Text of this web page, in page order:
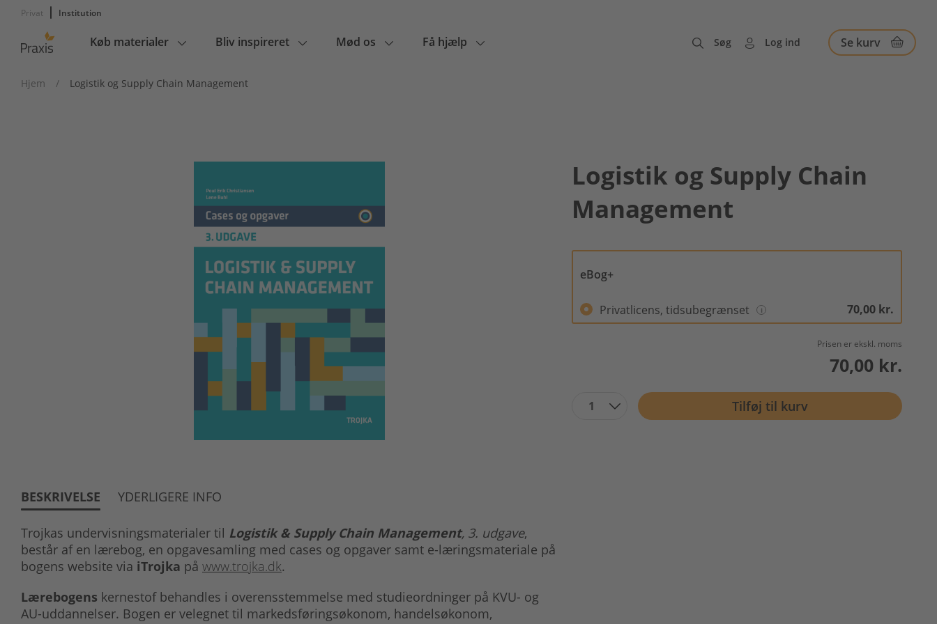
Privat Institution
Main
Køb materialer Bliv inspireret Mød os Få hjælp Søg Log ind Se kurv
Hjem / Logistik og Supply Chain Management
Logistik og Supply Chain
Management
eBog+
Privatlicens, tidsubegrænset 70,00 kr.
Prisen er ekskl. moms
70,00 kr.
1 Tilføj til kurv
BESKRIVELSE YDERLIGERE INFO
Trojkas undervisningsmaterialer til Logistik & Supply Chain Management, 3. udgave,
består af en lærebog, en opgavesamling med cases og opgaver samt e-læringsmateriale på
bogens website via iTrojka på www.trojka.dk.
Lærebogens kernestof behandles i overensstemmelse med studieordninger på KVU- og
AU-uddannelser. Bogen er velegnet til markedsføringsøkonom, handelsøkonom,